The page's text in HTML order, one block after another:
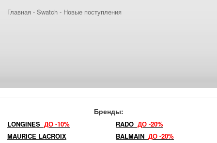
Главная - Swatch - Новые поступления
Бренды:
LONGINES ДО -10% RADO ДО -20%
MAURICE LACROIX
BALMAIN ДО -20%